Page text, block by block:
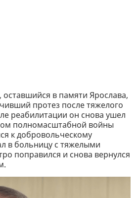
в памяти Ярослава,
протез после тяжелого
реабилитации он снова ушел
полномасштабной войны
к добровольческому
в больницу с тяжелыми
поправился и снова вернулся